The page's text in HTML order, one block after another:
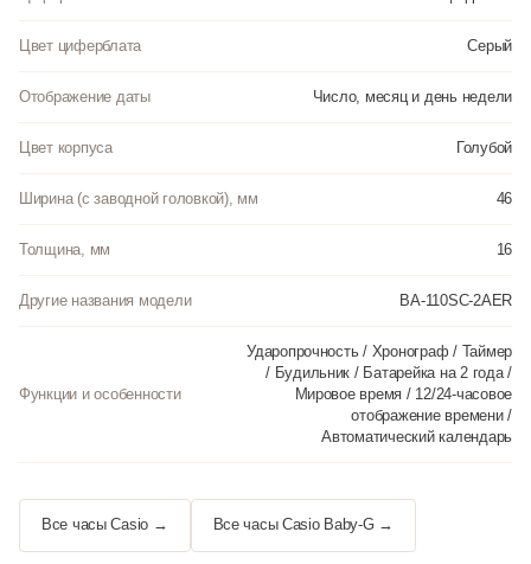
Цвет циферблата Серый
Отображение даты Число, месяц и день недели
Цвет корпуса Голубой
Ширина (с заводной головкой), мм 46
Толщина, мм 16
Другие названия модели BA-110SC-2AER
Функции и особенности
Ударопрочность / Хронограф / Таймер
/ Будильник / Батарейка на 2 года /
Мировое время / 12/24-часовое
отображение времени /
Автоматический календарь
Все часы Casio → Все часы Casio Baby-G →